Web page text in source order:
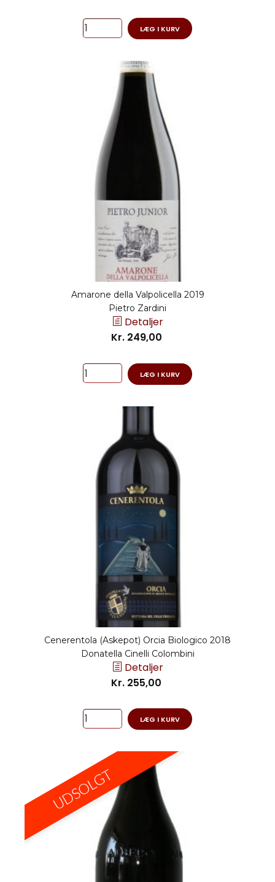
LÆG I KURV
Amarone della Valpolicella 2019
Pietro Zardini
Detaljer
Kr. 249,00
LÆG I KURV
Cenerentola (Askepot) Orcia Biologico 2018
Donatella Cinelli Colombini
Detaljer
Kr. 255,00
LÆG I KURV